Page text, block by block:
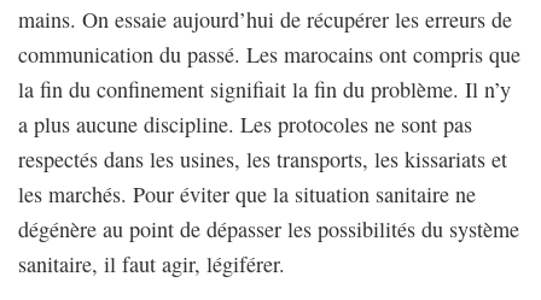
mains. On essaie aujourd’hui de récupérer les erreurs de
communication du passé. Les marocains ont compris que
la fin du confinement signifiait la fin du problème. Il n’y
a plus aucune discipline. Les protocoles ne sont pas
respectés dans les usines, les transports, les kissariats et
les marchés. Pour éviter que la situation sanitaire ne
dégénère au point de dépasser les possibilités du système
sanitaire, il faut agir, légiférer.